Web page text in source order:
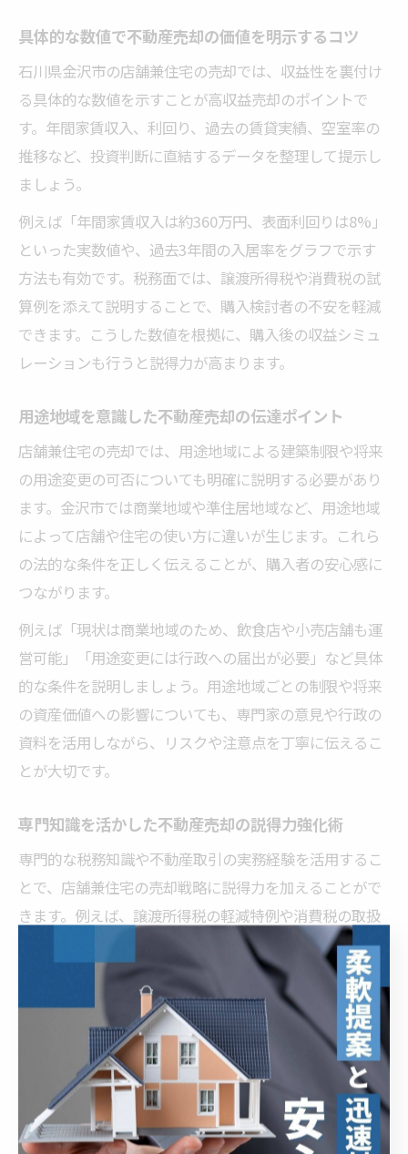
具体的な数値で不動産売却の価値を明示するコツ
石川県金沢市の店舗兼住宅の売却では、収益性を裏付け
る具体的な数値を示すことが高収益売却のポイントで
す。年間家賃収入、利回り、過去の賃貸実績、空室率の
推移など、投資判断に直結するデータを整理して提示し
ましょう。
例えば「年間家賃収入は約360万円、表面利回りは8%」
といった実数値や、過去3年間の入居率をグラフで示す
方法も有効です。税務面では、譲渡所得税や消費税の試
算例を添えて説明することで、購入検討者の不安を軽減
できます。こうした数値を根拠に、購入後の収益シミュ
レーションも行うと説得力が高まります。
用途地域を意識した不動産売却の伝達ポイント
店舗兼住宅の売却では、用途地域による建築制限や将来
の用途変更の可否についても明確に説明する必要があり
ます。金沢市では商業地域や準住居地域など、用途地域
によって店舗や住宅の使い方に違いが生じます。これら
の法的な条件を正しく伝えることが、購入者の安心感に
つながります。
例えば「現状は商業地域のため、飲食店や小売店舗も運
営可能」「用途変更には行政への届出が必要」など具体
的な条件を説明しましょう。用途地域ごとの制限や将来
の資産価値への影響についても、専門家の意見や行政の
資料を活用しながら、リスクや注意点を丁寧に伝えるこ
とが大切です。
専門知識を活かした不動産売却の説得力強化術
専門的な税務知識や不動産取引の実務経験を活用するこ
とで、店舗兼住宅の売却戦略に説得力を加えることがで
きます。例えば、譲渡所得税の軽減特例や消費税の取扱
い、相続時の評価方法など、石川県金沢市の地域特有の
制度を具体的に説明しましょう。
「リフォーム費用の計上で譲渡所得税が節税できた」
「取得費用を正確に確定することで税負担を軽減した」
など、実際の事例や専門家のアドバイスを交えながら伝
えると信頼性が高まります。加えて、売却後の税務申告
や法的手続きのサポート体制についても説明し、売主・